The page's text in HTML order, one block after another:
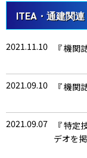
ITEA・通建関連
2021.11.10
『 機関
2021.09.10
『 機関
2021.09.07
『 特
デオを